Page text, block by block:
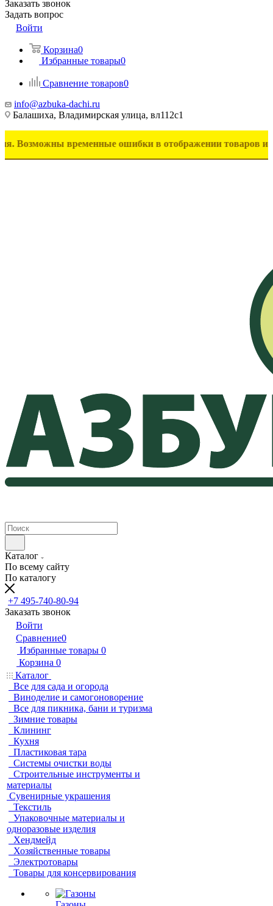
Заказать звонок
Задать вопрос
Войти
Корзина0
Избранные товары0
Сравнение товаров0
info@azbuka-dachi.ru
Балашиха, Владимирская улица, вл112с1
временные ошибки в отображении товаров и цен.
Каталог
По всему сайту
По каталогу
+7 495-740-80-94
Заказать звонок
Войти
Сравнение0
Избранные товары 0
Корзина 0
Каталог
Все для сада и огорода
Виноделие и самогоноворение
Все для пикника, бани и туризма
Зимние товары
Клининг
Кухня
Пластиковая тара
Системы очистки воды
Строительные инструменты и
материалы
Сувенирные украшения
Текстиль
Упаковочные материалы и
одноразовые изделия
Хендмейд
Хозяйственные товары
Электротовары
Товары для консервирования